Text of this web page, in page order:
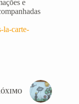
e
la-carte-